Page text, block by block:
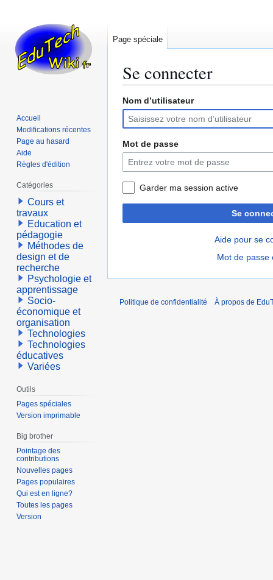
Se connecter
Aller
la
navigation
Aller
la
recherche
Nom d’utilisateur
Mot de passe
Garder ma session active
Se
Aide pour se
Mot de passe
Page spéciale
Accueil
Modifications récentes
Page au hasard
Aide
Règles d'édition
Catégories
Cours et
travaux
Education et
pédagogie
Méthodes de
design et de
recherche
Psychologie et
apprentissage
Socio-
économique et
organisation
Technologies
Technologies
éducatives
Variées
Outils
Pages spéciales
Version imprimable
Big brother
Pointage des
contributions
Nouvelles pages
Pages populaires
Qui est en ligne?
Toutes les pages
Version
Politique de confidentialité À propos de